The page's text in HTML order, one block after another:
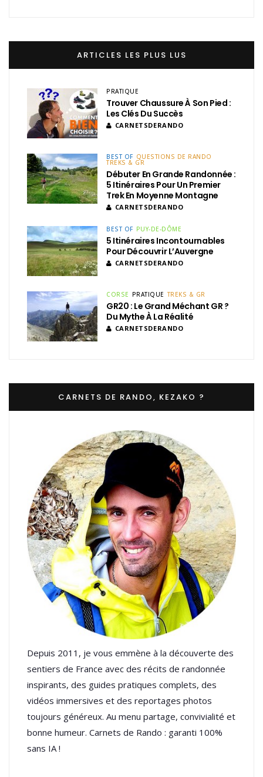
ARTICLES LES PLUS LUS
PRATIQUE
Trouver Chaussure À Son Pied :
Les Clés Du Succès
CARNETSDERANDO
BEST OF QUESTIONS DE RANDO
TREKS & GR
Débuter En Grande Randonnée :
5 Itinéraires Pour Un Premier
Trek En Moyenne Montagne
CARNETSDERANDO
BEST OF PUY-DE-DÔME
5 Itinéraires Incontournables
Pour Découvrir L’Auvergne
CARNETSDERANDO
CORSE PRATIQUE TREKS & GR
GR20 : Le Grand Méchant GR ?
Du Mythe À La Réalité
CARNETSDERANDO
CARNETS DE RANDO, KEZAKO ?
Depuis 2011, je vous emmène à la découverte des
sentiers de France avec des récits de randonnée
inspirants, des guides pratiques complets, des
vidéos immersives et des reportages photos
toujours généreux. Au menu partage, convivialité et
bonne humeur. Carnets de Rando : garanti 100%
sans IA !